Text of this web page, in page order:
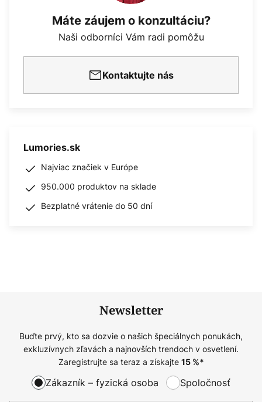
Máte záujem o konzultáciu?
Naši odborníci Vám radi pomôžu
Kontaktujte nás
Lumories.sk
Najviac značiek v Európe
950.000 produktov na sklade
Bezplatné vrátenie do 50 dní
Newsletter
Buďte prvý, kto sa dozvie o našich špeciálnych ponukách,
exkluzívnych zľavách a najnovších trendoch v osvetlení.
Zaregistrujte sa teraz a získajte 15%*
Zákazník – fyzická osoba Spoločnosť